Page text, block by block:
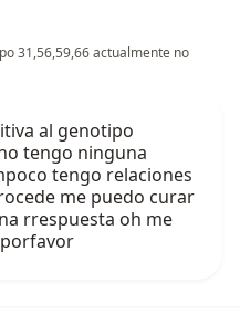
31,56,59,66 actualmente no
al genotipo
tengo ninguna
tengo relaciones
me puedo curar
rrespuesta oh me